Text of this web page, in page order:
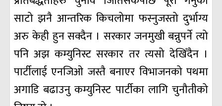
साटो झनै आन्तरिक किचलोमा फस्नुजस्तो दुर्भाग्य
अरु केही हुन सक्दैन । सरकार जनमुखी बन्नुपर्ने त्यो
पनि अझ कम्युनिस्ट सरकार तर त्यसो देखिँदैन ।
पार्टीलाई एनजिओ जस्तै बनाएर विभाजनको पथमा
अगाडि बढाउनु कम्युनिस्ट पार्टीका लागि चुनौतीको